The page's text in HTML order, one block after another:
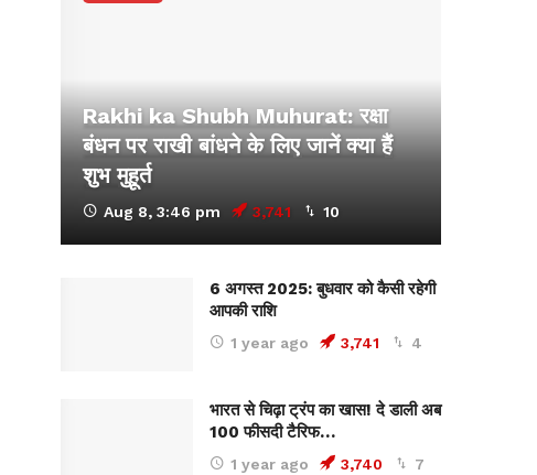
Rakhi ka Shubh Muhurat: रक्षा
बंधन पर राखी बांधने के लिए जानें क्या हैं
शुभ मुहूर्त
Aug 8, 3:46 pm 3,741 10
6 अगस्त 2025: बुधवार को कैसी रहेगी
आपकी राशि
1 year ago 3,741 4
भारत से चिढ़ा ट्रंप का खास! दे डाली अब
100 फीसदी टैरिफ…
1 year ago 3,740 7